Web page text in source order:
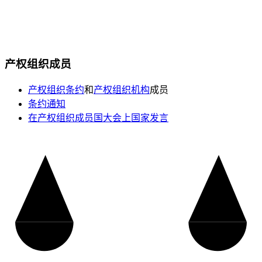
产权组织成员
产权组织条约和产权组织机构成员
条约通知
在产权组织成员国大会上国家发言